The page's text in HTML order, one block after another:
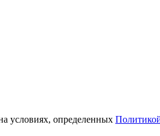
условиях, определенных